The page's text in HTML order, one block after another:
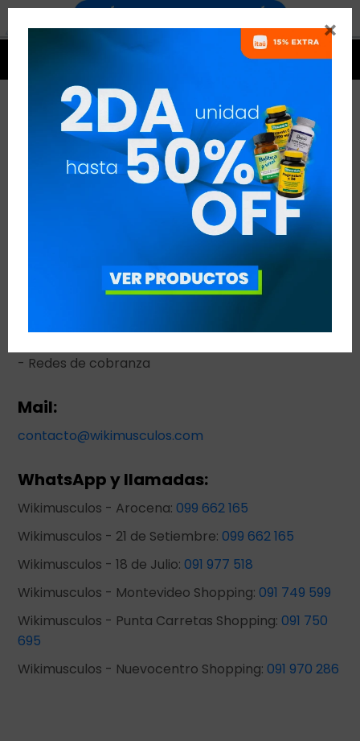

COMPRÁ FÁCIL
Asesoramiento y venta a través de
mail, WhatsApp o llamada con envíos
- Mercado Pago
- Efectivo
- Redes de cobranza
Mail:
contacto@wikimusculos.com
WhatsApp y llamadas:
Wikimusculos - Arocena:099 662 165
Wikimusculos - 21 de Setiembre:099 662 165
Wikimusculos - 18 de Julio:091 977 518
Wikimusculos - Montevideo Shopping:091 749 599
Wikimusculos - Punta Carretas Shopping:091 750
695
Wikimusculos - Nuevocentro Shopping:091 970 286